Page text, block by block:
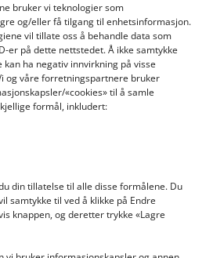
bruker vi teknologier som
og/eller få tilgang til enhetsinformasjon.
vil tillate oss å behandle data som
er på dette nettstedet. Å ikke samtykke
ha negativ innvirkning på visse
og våre forretningspartnere bruker
«cookies» til å samle
formål, inkludert:
din tillatelse til alle disse formålene. Du
samtykke til ved å klikke på Endre
knappen, og deretter trykke «Lagre